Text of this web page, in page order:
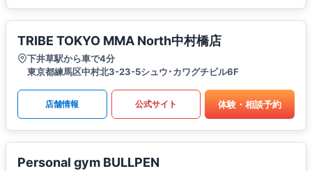
TRIBE TOKYO MMA North中村橋店
下井草駅から車で4分
東京都練馬区中村北3-23-5シュウ･カワグチビル6F
店舗情報 公式サイト 体験・相談予約
Personal gym BULLPEN